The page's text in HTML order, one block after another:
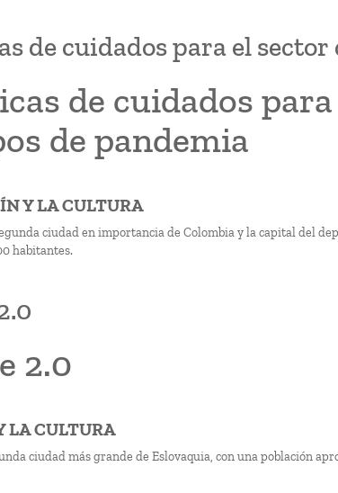
de cuidados para el
de cuidados
de pandemia
Y LA CULTURA
ciudad en importancia de Colombia y la capital del
habitantes.
2.0
LA CULTURA
ciudad más grande de Eslovaquia, con una población